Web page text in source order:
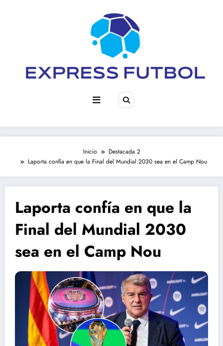
Inicio
Destacada 2
Laporta confía en que la Final del Mundial 2030 sea en el Camp Nou
Laporta confía en que la
Final del Mundial 2030
sea en el Camp Nou